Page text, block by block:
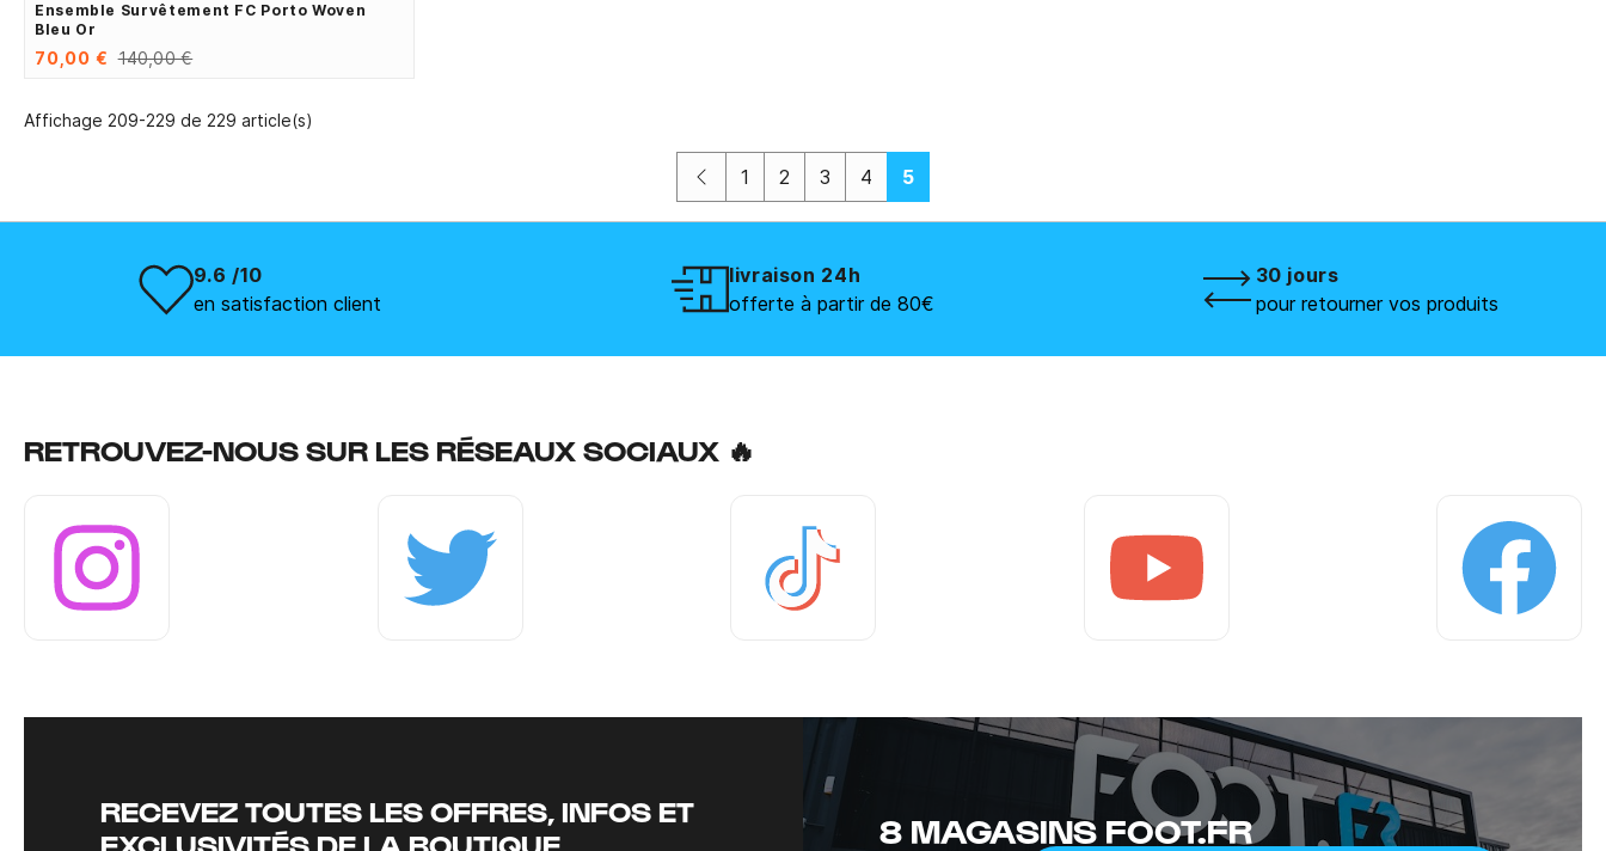
Ensemble Survêtement FC Porto Woven
Bleu Or
70,00 € 140,00 €
Affichage 209-229 de 229 article(s)
Précédent
1 2 3 4 5
9.6 /10
en satisfaction client
livraison 24h
offerte à partir de 80€
30 jours
pour retourner vos produits
RETROUVEZ-NOUS SUR LES RÉSEAUX SOCIAUX 🔥
RECEVEZ TOUTES LES OFFRES, INFOS ET
EXCLUSIVITÉS DE LA BOUTIQUE
8 MAGASINS FOOT.FR